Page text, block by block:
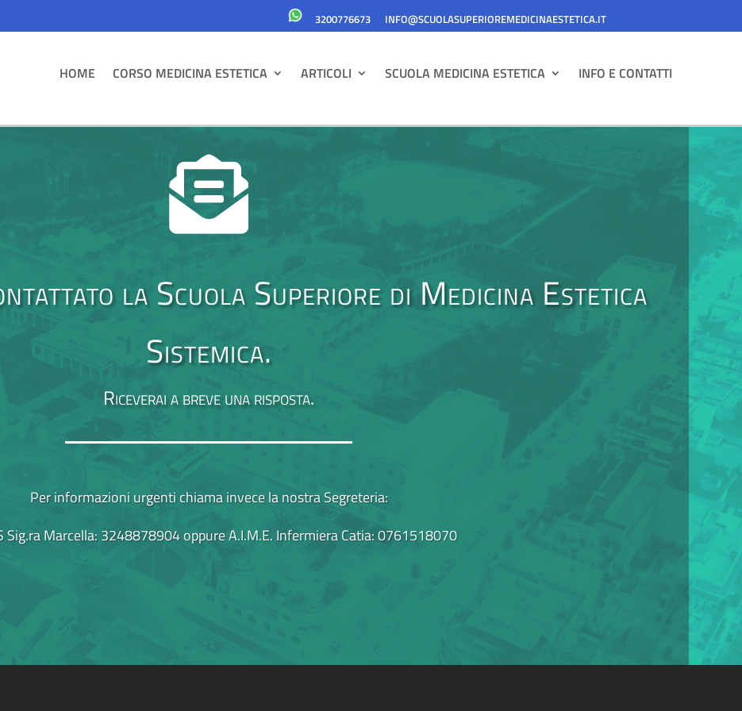
3200776673 INFO@SCUOLASUPERIOREMEDICINAESTETICA.IT
HOME CORSO MEDICINA ESTETICA ARTICOLI SCUOLA MEDICINA ESTETICA INFO E CONTATTI

la Scuola Superiore di Medicina Estetica
Sistemica.
Riceverai a breve una risposta.
Per informazioni urgenti chiama invece la nostra Segreteria:
Sig.ra Marcella: 3248878904oppureA.I.M.E. Infermiera Catia: 0761518070